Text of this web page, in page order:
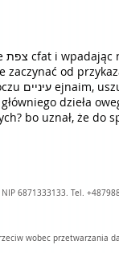
bo uznał, że do
NIP 6871333133. Tel.
wobec przetwarzania